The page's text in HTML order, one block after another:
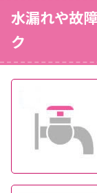
水漏れや故
ク